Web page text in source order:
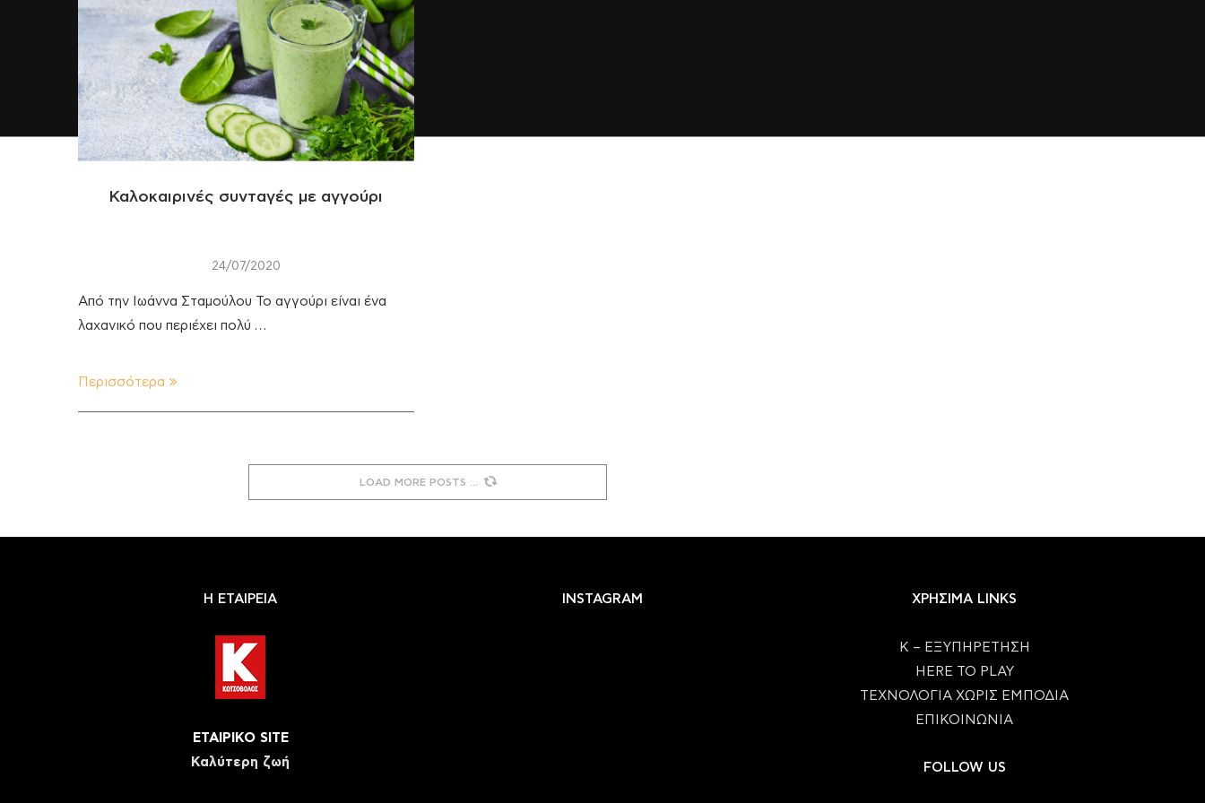
Καλοκαιρινές συνταγές με αγγούρι
24/07/2020
Από την Ιωάννα Σταμούλου Το αγγούρι είναι ένα
λαχανικό που περιέχει πολύ …
Περισσότερα
LOAD MORE POSTS
Η ΕΤΑΙΡΕΙΑ
ΕΤΑΙΡΙΚΟ SITE
Καλύτερη ζωή
INSTAGRAM ΧΡΗΣΙΜΑ LINKS
Κ – ΕΞΥΠΗΡΕΤΗΣΗ
HERE TO PLAY
ΤΕΧΝΟΛΟΓΙΑ ΧΩΡΙΣ ΕΜΠΟΔΙΑ
ΕΠΙΚΟΙΝΩΝΙΑ
FOLLOW US